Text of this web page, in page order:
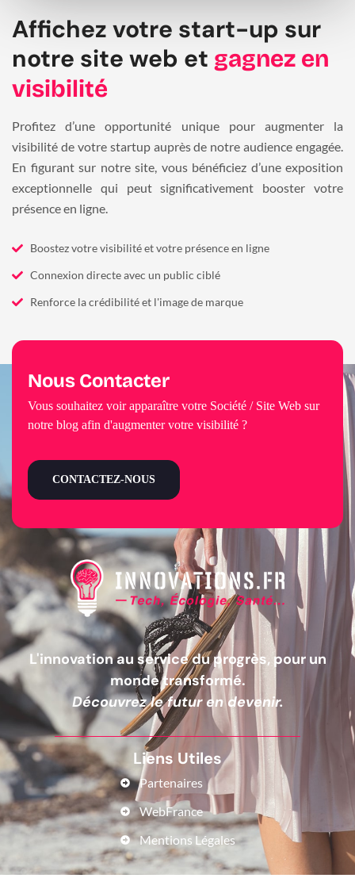
Affichez votre start-up sur
notre site web et gagnez en
visibilité
Profitez d’une opportunité unique pour augmenter la
visibilité de votre startup auprès de notre audience engagée.
En figurant sur notre site, vous bénéficiez d’une exposition
exceptionnelle qui peut significativement booster votre
présence en ligne.
Boostez votre visibilité et votre présence en ligne
Connexion directe avec un public ciblé
Renforce la crédibilité et l'image de marque
L'innovation au service du progrès, pour un
monde transformé.
Découvrez le futur en devenir.
Liens Utiles
Partenaires
WebFrance
Mentions Légales
Nous Contacter
Vous souhaitez voir apparaître votre Société / Site Web sur
notre blog afin d'augmenter votre visibilité ?
CONTACTEZ-NOUS